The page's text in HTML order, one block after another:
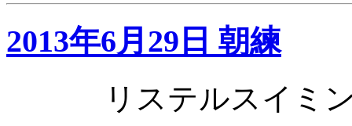
2013年6月29日 朝練
リステルスイミ